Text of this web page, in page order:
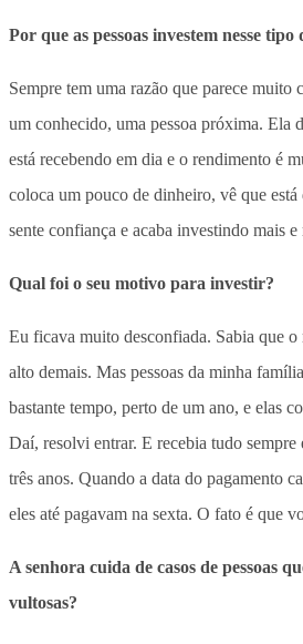
Por que as pessoas investem nesse tipo
Sempre tem uma razão que parece muito
um conhecido, uma pessoa próxima. Ela
está recebendo em dia e o rendimento é
coloca um pouco de dinheiro, vê que
sente confiança e acaba investindo mais e
Qual foi o seu motivo para investir?
Eu ficava muito desconfiada. Sabia que o
alto demais. Mas pessoas da minha
bastante tempo, perto de um ano, e elas
Daí, resolvi entrar. E recebia tudo sempre
três anos. Quando a data do pagamento
eles até pagavam na sexta. O fato é que
A senhora cuida de casos de pessoas
vultosas?